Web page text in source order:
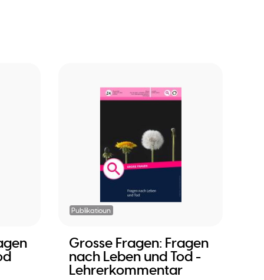
Publikatioun
Grosse Fragen: Fragen
nach Leben und Tod -
Lehrerkommentar